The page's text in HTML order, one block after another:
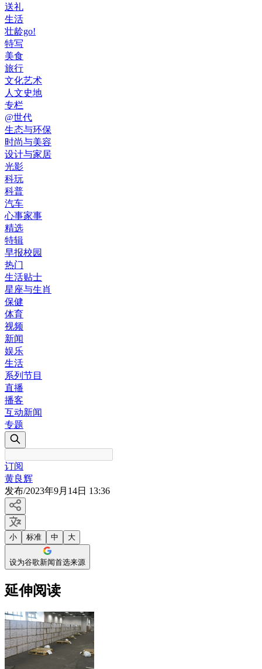
送礼
生活
壮龄go!
特写
美食
旅行
文化艺术
人文史地
专栏
@世代
生态与环保
时尚与美容
设计与家居
光影
科玩
科普
汽车
心事家事
精选
特辑
早报校园
热门
生活贴士
星座与生肖
保健
体育
视频
新闻
娱乐
生活
系列节目
直播
播客
互动新闻
专题
订阅
黄良辉
发布/2023年9月14日 13:36
小 标准 中 大
设为谷歌新闻首选来源
延伸阅读